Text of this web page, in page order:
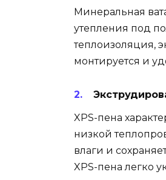
Минеральная
утепления под
теплоизоляция,
монтируется и
XPS-пена
низкой
влаги и
XPS-пена легко